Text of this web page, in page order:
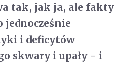
tak, jak ja, ale fakty
jednocześnie
i deficytów
skwary i upały - i